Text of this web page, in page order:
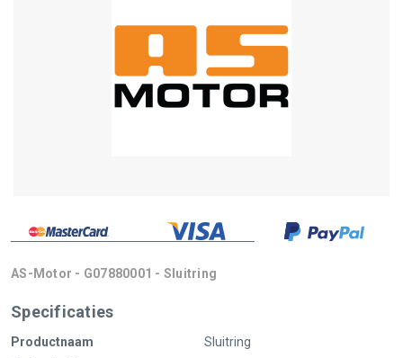
AS-Motor - G07880001 - Sluitring
Specificaties
Productnaam
Sluitring